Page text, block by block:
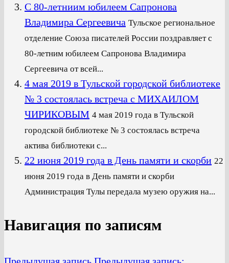
С 80-летниим юбилеем Сапронова
Владимира Сергеевича Тульское региональное
отделение Союза писателей России поздравляет с
80-летним юбилеем Сапронова Владимира
Сергеевича от всей...
4 мая 2019 в Тульской городской библиотеке
№ 3 состоялась встреча с МИХАИЛОМ
ЧИРИКОВЫМ 4 мая 2019 года в Тульской
городской библиотеке № 3 состоялась встреча
актива библиотеки с...
22 июня 2019 года в День памяти и скорби 22
июня 2019 года в День памяти и скорби
Администрация Тулы передала музею оружия на...
Навигация по записям